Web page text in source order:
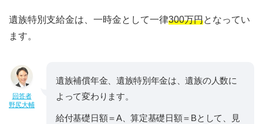
遺族特別支給金は、一時金として一律300万円となってい
ます。
回答者
野尻大輔
遺族補償年金、遺族特別年金は、遺族の人数に
よって変わります。
給付基礎日額＝A、算定基礎日額＝Bとして、見